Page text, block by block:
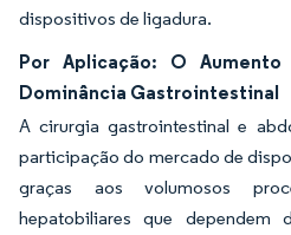
dispositivos de ligadura.
Por Aplicação: O
Dominância Gastrointestinal
A cirurgia gastrointestinal e
participação do mercado de
graças aos volumosos
hepatobiliares que dependem